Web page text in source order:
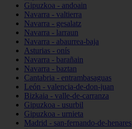
Gipuzkoa - andoain
Navarra - valtierra
Navarra - gesalatz
Navarra - larraun
Navarra - abaurrea-baja
Asturias - onís
Navarra - barañain
Navarra - baztan
Cantabria - entrambasaguas
León - valencia-de-don-juan
Bizkaia - valle-de-carranza
Gipuzkoa - usurbil
Gipuzkoa - urnieta
Madrid - san-fernando-de-henares